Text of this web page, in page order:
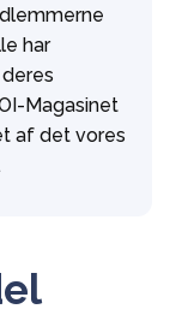
har
Magasinet
af det vores